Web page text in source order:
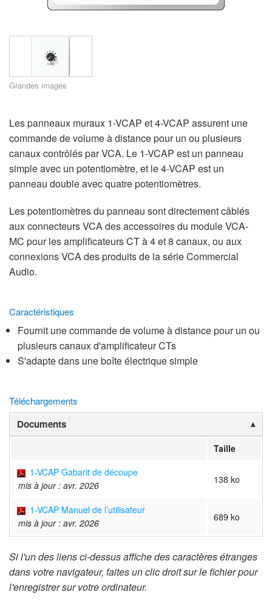
Grandes images
Les panneaux muraux 1-VCAP et 4-VCAP assurent une
commande de volume à distance pour un ou plusieurs
canaux contrôlés par VCA. Le 1-VCAP est un panneau
simple avec un potentiomètre, et le 4-VCAP est un
panneau double avec quatre potentiomètres.
Les potentiomètres du panneau sont directement câblés
aux connecteurs VCA des accessoires du module VCA-
MC pour les amplificateurs CT à 4 et 8 canaux, ou aux
connexions VCA des produits de la série Commercial
Audio.
Caractéristiques
Fournit une commande de volume à distance pour un ou
plusieurs canaux d'amplificateur CTs
S'adapte dans une boîte électrique simple
Téléchargements
Documents
Taille
1-VCAP Gabarit de découpe
mis à jour : avr. 2026
138 ko
1-VCAP Manuel de l’utilisateur
mis à jour : avr. 2026
689 ko
Si l'un des liens ci-dessus affiche des caractères étranges
dans votre navigateur, faites un clic droit sur le fichier pour
l'enregistrer sur votre ordinateur.